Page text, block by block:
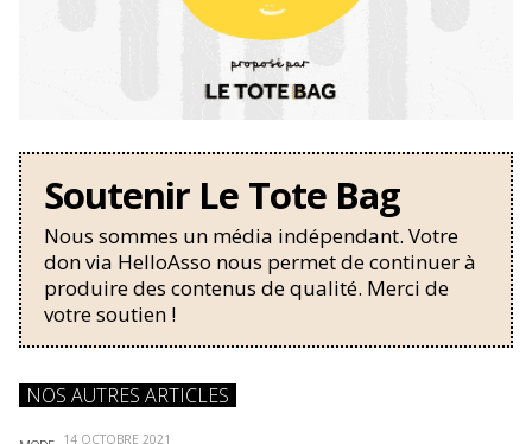
Soutenir Le Tote Bag
Nous sommes un média indépendant. Votre
don via HelloAsso nous permet de continuer à
produire des contenus de qualité. Merci de
votre soutien !
NOS AUTRES ARTICLES
14 OCTOBRE 2021